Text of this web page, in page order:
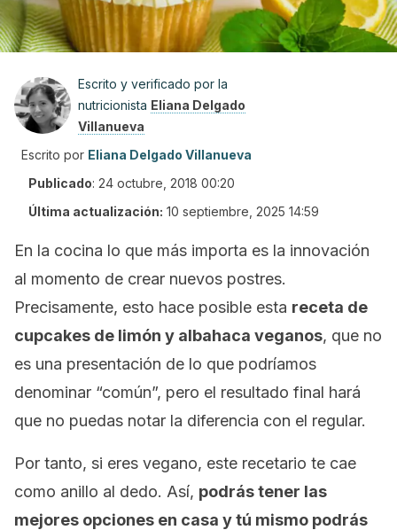
Escrito y verificado por la
nutricionista Eliana Delgado
Villanueva
Escrito por Eliana Delgado Villanueva
Publicado: 24 octubre, 2018 00:20
Última actualización: 10 septiembre, 2025 14:59
En la cocina lo que más importa es la innovación
al momento de crear nuevos postres.
Precisamente, esto hace posible esta receta de
cupcakes de limón y albahaca veganos, que no
es una presentación de lo que podríamos
denominar “común”, pero el resultado final hará
que no puedas notar la diferencia con el regular.
Por tanto, si eres vegano, este recetario te cae
como anillo al dedo. Así, podrás tener las
mejores opciones en casa y tú mismo podrás